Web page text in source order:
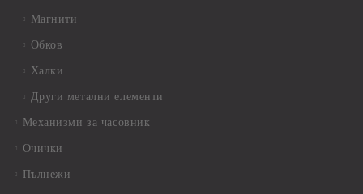
Магнити
Обков
Халки
Други метални елементи
Механизми за часовник
Очички
Пълнежи